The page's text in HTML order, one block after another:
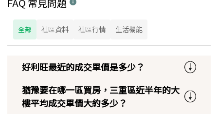
FAQ 常見問題
全部 社區資料 社區行情 生活機能
好利旺最近的成交單價是多少？
猶豫要在哪一區買房，三重區近半年的大
樓平均成交單價大約多少？